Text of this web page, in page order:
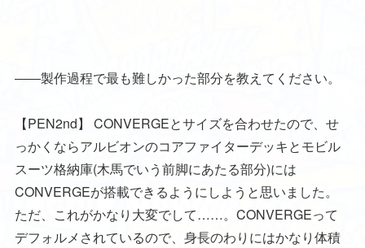
――製作過程で最も難しかった部分を教えてください。
【PEN2nd】
CONVERGEとサイズを合わせたので、せ
っかくならアルビオンのコアファイターデッキとモビル
スーツ格納庫(木馬でいう前脚にあたる部分)には
CONVERGEが搭載できるようにしようと思いました。
ただ、これがかなり大変でして……。CONVERGEって
デフォルメされているので、身長のわりにはかなり体積